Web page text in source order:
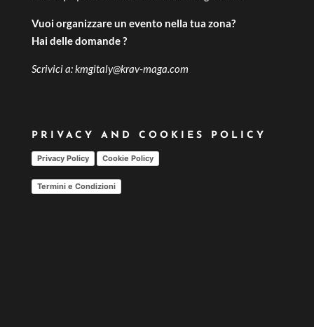
Vuoi organizzare un evento nella tua zona?
Hai delle domande ?
Scrivici a:kmgitaly@krav-maga.com
PRIVACY AND COOKIES POLICY
Privacy Policy Cookie Policy
Termini e Condizioni